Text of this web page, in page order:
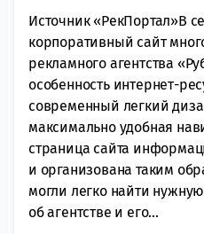
Источник «РекПортал»В
корпоративный сайт
рекламного агентства
особенность интернет-
современный легкий
максимально удобная
страница сайта
и организована таким
могли легко найти
об агентстве и его...